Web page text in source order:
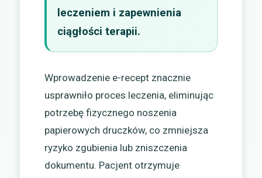
leczeniem i zapewnienia
ciągłości terapii.
Wprowadzenie e-recept znacznie
usprawniło proces leczenia, eliminując
potrzebę fizycznego noszenia
papierowych druczków, co zmniejsza
ryzyko zgubienia lub zniszczenia
dokumentu. Pacjent otrzymuje